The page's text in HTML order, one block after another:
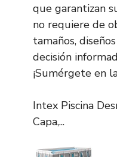
que garantizan
no requiere de
tamaños,
decisión
¡Sumérgete en
Intex Piscina
Capa,...